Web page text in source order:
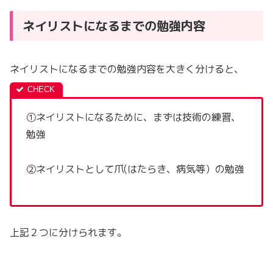
ネイリストになるまでの勉強内容
ネイリストになるまでの勉強内容を大きく分けると、
①ネイリストになるために、まずは技術の練習、
勉強
②ネイリストとして爪(はたらき、病気等）の勉強
上記２つに分けられます。